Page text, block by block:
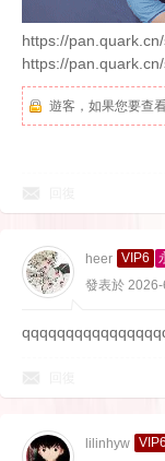
https://
https://
遊客，如果您要查
heer VIP6
發表於
lilinhyw VIP6